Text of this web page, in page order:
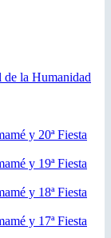
la Humanidad
y 20ª Fiesta
y 19ª Fiesta
y 18ª Fiesta
y 17ª Fiesta